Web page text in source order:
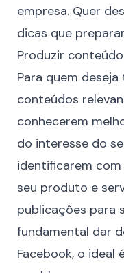
empresa. Quer
dicas que
Produzir
Para quem
conteúdos
conhecerem
do interesse do
identificarem com
seu produto e
publicações para
fundamental dar
Facebook, o